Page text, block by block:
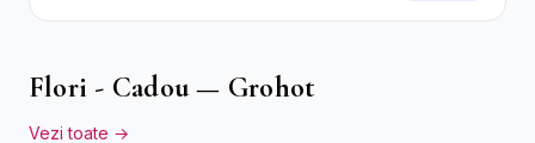
Flori - Cadou — Grohot
Vezi toate →